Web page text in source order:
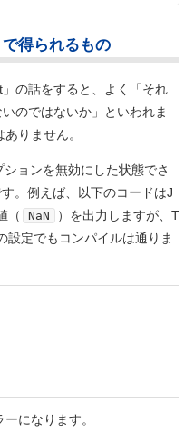
得られるもの
の話をすると、よく「それ
のではないか」といわれま
りません。
ョンを無効にした状態でさ
。例えば、以下のコードはJ
（
NaN
）を出力しますが、T
設定でもコンパイルは通りま
になります。